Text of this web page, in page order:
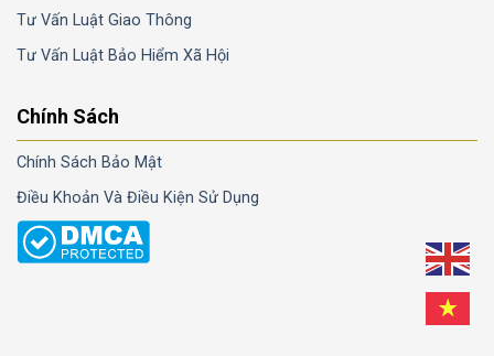
Tư Vấn Luật Giao Thông
Tư Vấn Luật Bảo Hiểm Xã Hội
Chính Sách
Chính Sách Bảo Mật
Điều Khoản Và Điều Kiện Sử Dụng